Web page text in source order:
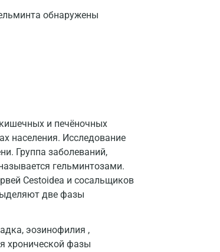
обнаружены
и печёночных
населения. Исследование
Группа заболеваний,
гельминтозами.
Cestoidea и сосальщиков
две фазы
эозинофилия ,
хронической фазы